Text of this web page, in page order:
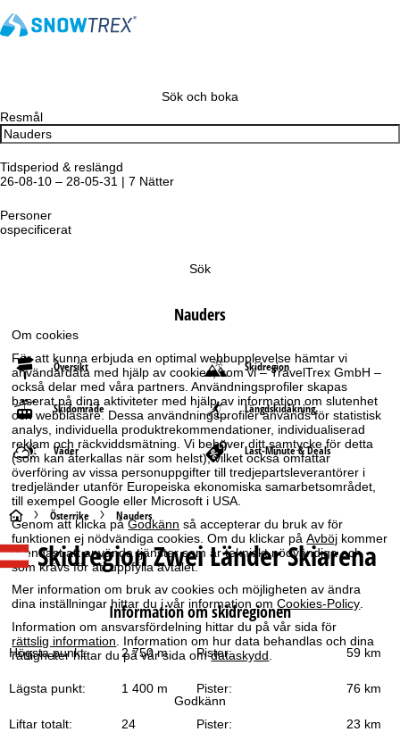
Om cookies
För att kunna erbjuda en optimal webbupplevelse hämtar vi
användardata med hjälp av cookies, som vi – TravelTrex GmbH –
också delar med våra partners. Användningsprofiler skapas
baserat på dina aktiviteter med hjälp av information om slutenhet
och webbläsare. Dessa användningsprofiler används för statistisk
analys, individuella produktrekommendationer, individualiserad
reklam och räckviddsmätning. Vi behöver ditt samtycke för detta
(som kan återkallas när som helst), vilket också omfattar
överföring av vissa personuppgifter till tredjepartsleverantörer i
tredjeländer utanför Europeiska ekonomiska samarbetsområdet,
till exempel Google eller Microsoft i USA.
Genom att klicka påGodkänn så accepterar du bruk av för
funktionen ej nödvändiga cookies. Om du klickar påAvböj kommer
vi endast att använda tjänster som är tekniskt nödvändiga och
som krävs för att uppfylla avtalet.
Mer information om bruk av cookies och möjligheten av ändra
dina inställningar hittar du i vår information omCookies-Policy
Information om ansvarsfördelning hittar du på vår sida för
rättslig information . Information om hur data behandlas och dina
rättigheter hittar du på vår sida omdataskydd
Godkänn
Sök och boka
Resmål
Tidsperiod & reslängd
26-08-10 – 28-05-31 | 7 Nätter
Personer
ospecificerat
Sök
Nauders
Översikt Skidregion
Skidområde Längdskidåkning
Väder Last-Minute & Deals
S
t
a
r
t
s
Österrike Nauders
Skidregion Zwei Länder Skiarena
Information om skidregionen
Högsta punkt: 2 750 m Pister: 59 km
Lägsta punkt: 1 400 m Pister: 76 km
Liftar totalt: 24 Pister: 23 km